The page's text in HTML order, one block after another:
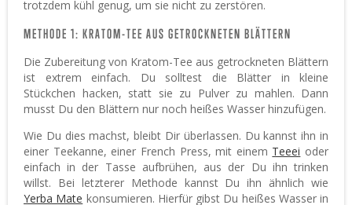
trotzdem kühl genug, um sie nicht zu zerstören.
METHODE 1: KRATOM-TEE AUS GETROCKNETEN BLÄTTERN
Die Zubereitung von Kratom-Tee aus getrockneten Blättern
ist extrem einfach. Du solltest die Blätter in kleine
Stückchen hacken, statt sie zu Pulver zu mahlen. Dann
musst Du den Blättern nur noch heißes Wasser hinzufügen.
Wie Du dies machst, bleibt Dir überlassen. Du kannst ihn in
einer Teekanne, einer French Press, mit einem Teeei oder
einfach in der Tasse aufbrühen, aus der Du ihn trinken
willst. Bei letzterer Methode kannst Du ihn ähnlich wie
Yerba Mate konsumieren. Hierfür gibst Du heißes Wasser in